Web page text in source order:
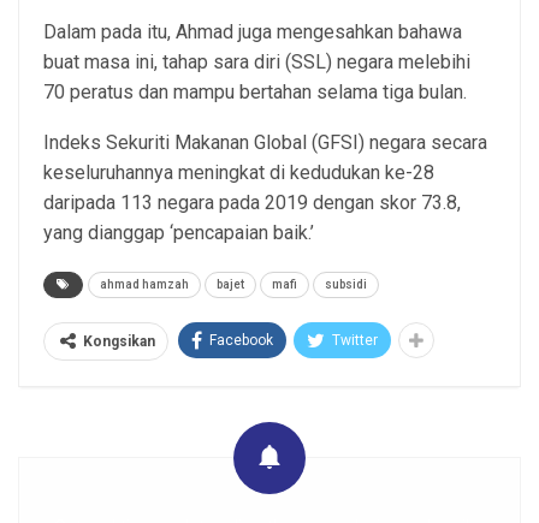
Dalam pada itu, Ahmad juga mengesahkan bahawa
buat masa ini, tahap sara diri (SSL) negara melebihi
70 peratus dan mampu bertahan selama tiga bulan.
Indeks Sekuriti Makanan Global (GFSI) negara secara
keseluruhannya meningkat di kedudukan ke-28
daripada 113 negara pada 2019 dengan skor 73.8,
yang dianggap ‘pencapaian baik.’
ahmad hamzah bajet mafi subsidi
Kongsikan Facebook Twitter